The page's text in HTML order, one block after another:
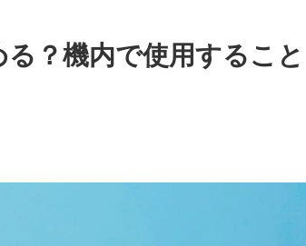
？機内で使用すること